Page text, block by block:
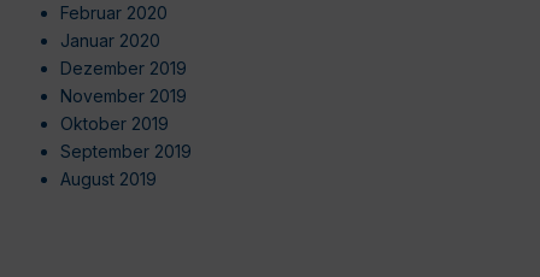
Februar 2020
Januar 2020
Dezember 2019
November 2019
Oktober 2019
September 2019
August 2019